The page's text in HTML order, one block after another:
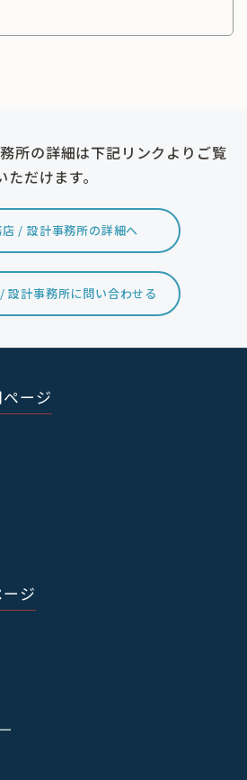
所の詳細は下記リンクよりご覧
ただけます。
店 / 設計事務所の詳細へ
設計事務所に問い合わせる
ージ
ジ